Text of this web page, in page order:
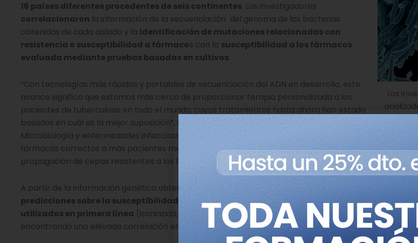
Los
seis
National
16 países diferentes procedentes de seis continentes. Los investigadores
correlacionaron la información de la secuenciación del genoma de las bacterias
obtenidas de cada aislado y la identificación de mutaciones relacionadas con
resistencia o susceptibilidad a fármacos con la susceptibilidad a los fármacos
evaluada mediante pruebas basadas en cultivos.
“Con tecnologías más rápidas y portables de secuenciación del ADN en desarrollo, este
avance significa que estamos más cerca de proporcionar terapia personalizada a los
pacientes de tuberculosis en todo el mundo, cuyos tratamientos hasta ahora han estado
basados en cuál es la mejor suposición”, señala Timothy Walker, profesor de
Microbiología y enfermedades infecciosas en la Universidad de Oxford. “Proporcionar los
fármacos correctos a más pacientes mejorará la tasa de cura y ayudara a parar la
propagación de cepas resistentes a los fármacos”.
A partir de la información genética obtenida, los investigadores elaboraron
predicciones sobre la susceptibilidad de
M. tuberculosisa los cuatro fármacos
utilizados en primera línea (isoniazida, rifampicina, etambutol y priazinamida),
encontrando una elevada correlación entre ambas.